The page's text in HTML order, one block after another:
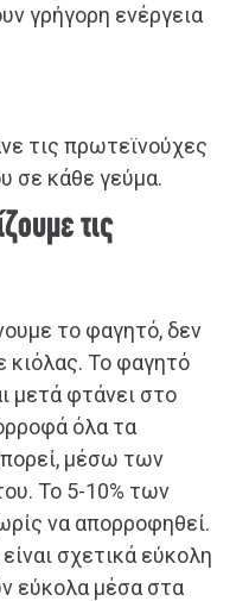
γρήγορη ενέργεια
τις πρωτεϊνούχες
σε κάθε γεύμα.
τις
το φαγητό, δεν
κιόλας. Το φαγητό
μετά φτάνει στο
όλα τα
μέσω των
Το 5-10% των
να απορροφηθεί.
σχετικά εύκολη
εύκολα μέσα στα